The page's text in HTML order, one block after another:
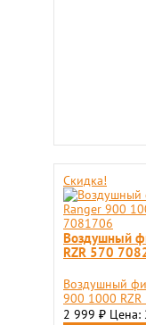
Скидка!
Воздушный
RZR 570
Воздушный
900 1000
2 999 ₽ Цена: